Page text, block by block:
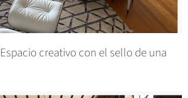
Espacio creativo con el sello de una